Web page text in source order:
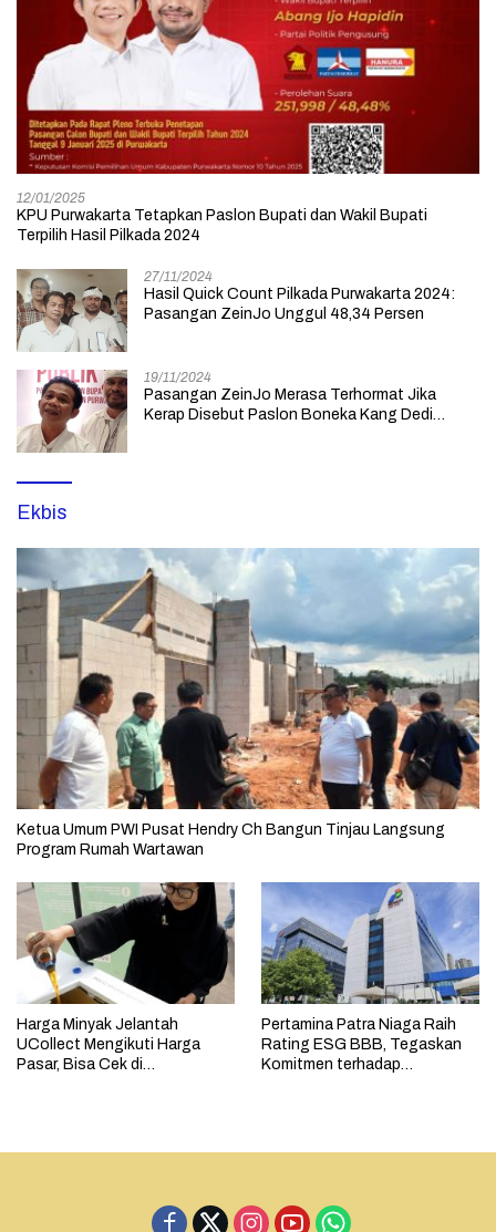
12/01/2025
KPU Purwakarta Tetapkan Paslon Bupati dan Wakil Bupati
Terpilih Hasil Pilkada 2024
27/11/2024
Hasil Quick Count Pilkada Purwakarta 2024:
Pasangan ZeinJo Unggul 48,34 Persen
19/11/2024
Pasangan ZeinJo Merasa Terhormat Jika
Kerap Disebut Paslon Boneka Kang Dedi
Ekbis
Ketua Umum PWI Pusat Hendry Ch Bangun Tinjau Langsung
Program Rumah Wartawan
Harga Minyak Jelantah
UCollect Mengikuti Harga
Pasar, Bisa Cek di
Pertamina Patra Niaga Raih
Rating ESG BBB, Tegaskan
Komitmen terhadap